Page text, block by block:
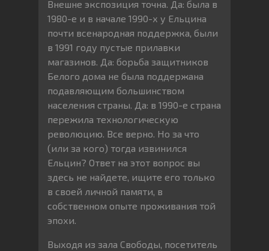
Внешне экспозиция точна. Да: была в
1980-е и в начале 1990-х у Ельцина
почти всенародная поддержка, были
в 1991 году пустые прилавки
магазинов. Да: борьба защитников
Белого дома не была поддержана
подавляющим большинством
населения страны. Да: в 1990-е страна
пережила технологическую
революцию. Все верно. Но за что
(или за кого) тогда извинился
Ельцин? Ответ на этот вопрос вы
здесь не найдете, ищите его только
в своей личной памяти, в
собственном опыте проживания той
эпохи.
Выходя из зала Свободы, посетитель